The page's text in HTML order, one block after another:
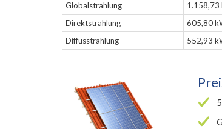
Globalstrahlung
1.158,73
Direktstrahlung
605,80
Diffusstrahlung
552,93